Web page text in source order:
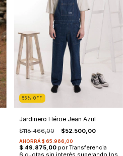
56 % OFF
Jardinero Héroe Jean Azul
$118.466,00 $52.500,00